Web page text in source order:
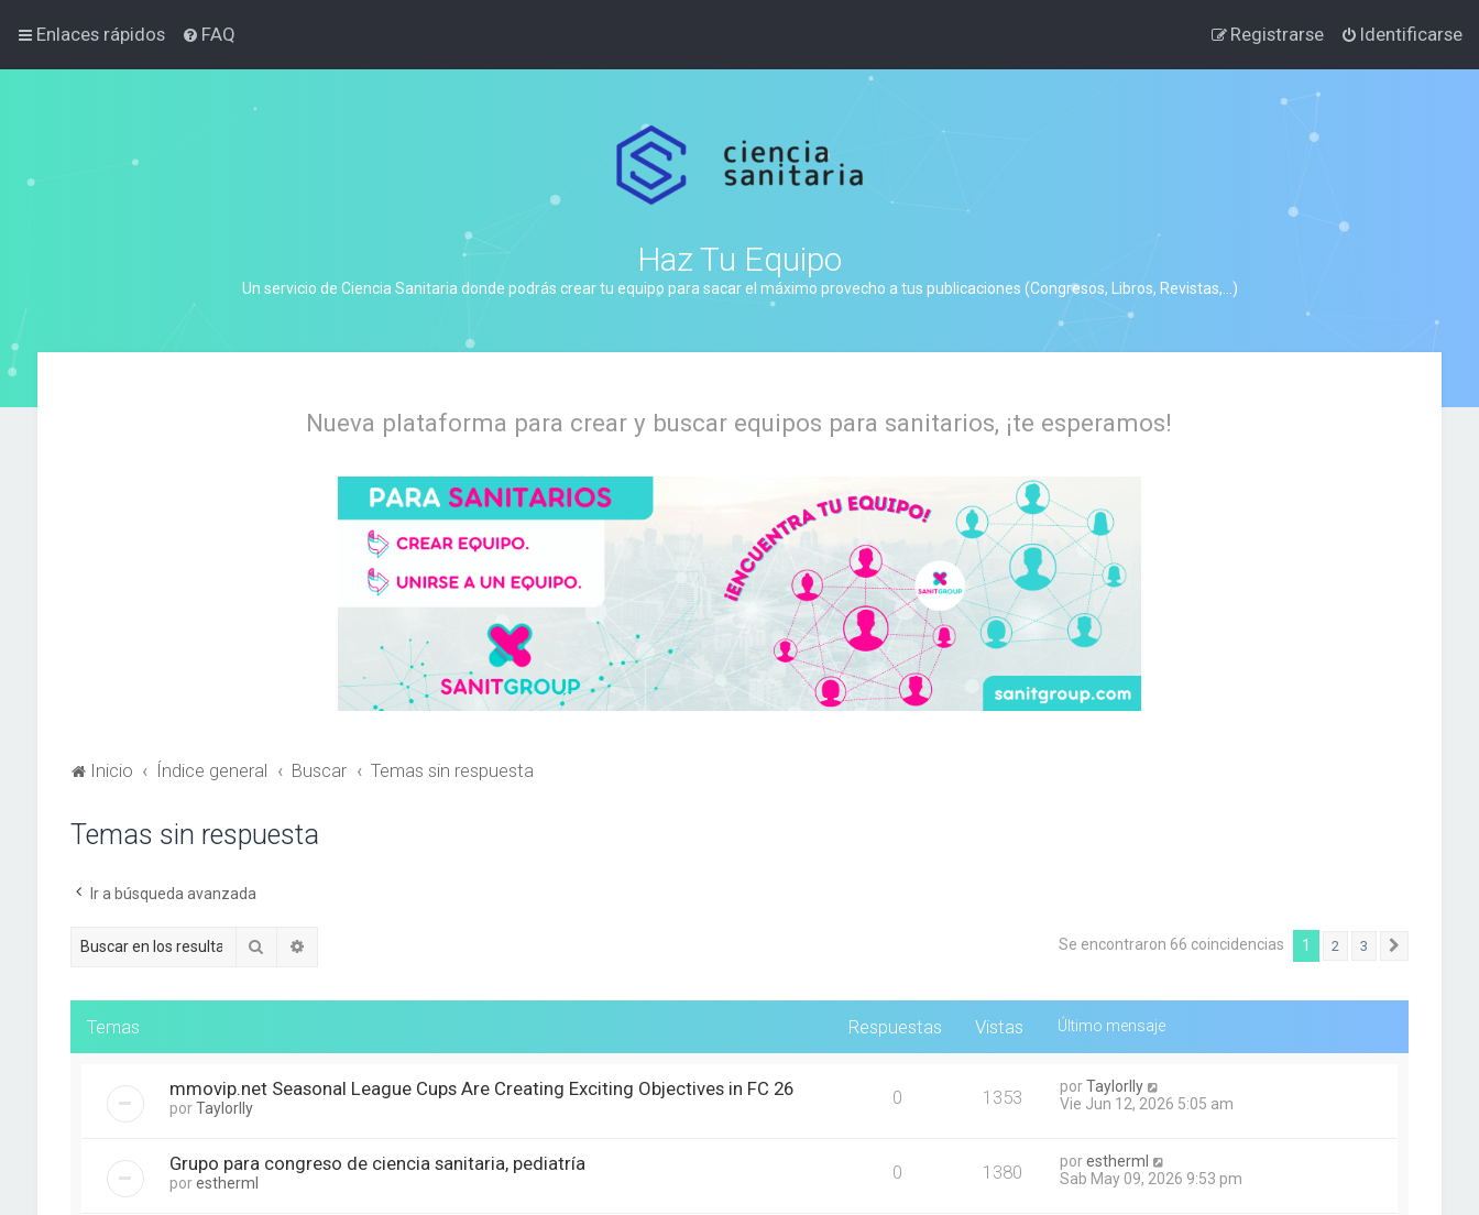
Enlaces rápidos FAQ Identificarse
Registrarse
Haz Tu Equipo
Un servicio de Ciencia Sanitaria donde podrás crear tu equipo para sacar el máximo provecho a tus publicaciones (Congresos, Libros, Revistas,...)
Nueva plataforma para crear y buscar equipos para sanitarios, ¡te esperamos!
Inicio Índice general Buscar Temas sin respuesta
Temas sin respuesta
Ir a búsqueda avanzada
Buscar Se encontraron 66 coincidencias 1 2 3
Temas Respuestas Vistas Último mensaje
mmovip.net Seasonal League Cups Are Creating Exciting Objectives in FC 26
porTaylorlly 0 1353 porTaylorlly
Vie Jun 12, 2026 5:05 am
Grupo para congreso de ciencia sanitaria, pediatría
porestherml 0 1380 porestherml
Sab May 09, 2026 9:53 pm